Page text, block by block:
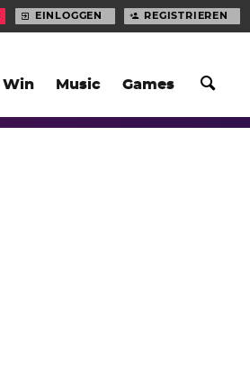
Win Music Games
EINLOGGEN REGISTRIEREN